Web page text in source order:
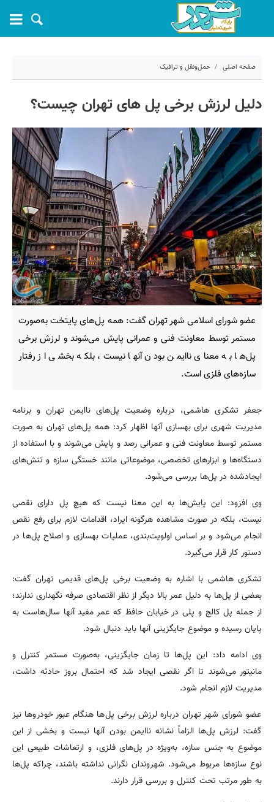
صفحه اصلی حمل‌ونقل و ترافیک
83113
دلیل لرزش برخی پل های تهران چیست؟
عضو شورای اسلامی شهر تهران گفت: همه پل‌های پایتخت به‌صورت
مستمر توسط معاونت فنی و عمرانی پایش می‌شوند و لرزش برخی
پل‌ها به معنای ناایمن بودن آنها نیست، بلکه بخشی از رفتار
سازه‌های فلزی است.
جعفر تشکری هاشمی، درباره وضعیت پل‌های ناایمن تهران و برنامه
مدیریت شهری برای بهسازی آنها اظهار کرد: همه پل‌های تهران به صورت
مستمر توسط معاونت فنی و عمرانی رصد و پایش می‌شوند و با استفاده از
دستگاه‌ها و ابزارهای تخصصی، موضوعاتی مانند خستگی سازه و تنش‌های
ایجادشده در پل‌ها بررسی می‌شود.
وی افزود: این پایش‌ها به این معنا نیست که هیچ پل دارای نقصی
نیست، بلکه در صورت مشاهده هرگونه ایراد، اقدامات لازم برای رفع نقص
انجام می‌شود و بر اساس اولویت‌بندی، عملیات بهسازی و اصلاح پل‌ها در
دستور کار قرار می‌گیرد.
تشکری هاشمی با اشاره به وضعیت برخی پل‌های قدیمی تهران گفت:
بعضی از پل‌ها به دلیل عمر بالا دیگر از نظر اقتصادی صرفه نگهداری ندارند؛
از جمله پل کالج و پلی در خیابان حافظ که عمر مفید آنها سال‌هاست به
پایان رسیده و موضوع جایگزینی آنها باید دنبال شود.
وی ادامه داد: این پل‌ها تا زمان جایگزینی، به‌صورت مستمر کنترل و
مانیتور می‌شوند تا اگر نقصی ایجاد شد که احتمال بروز حادثه داشت،
مدیریت لازم انجام شود.
عضو شورای شهر تهران درباره لرزش برخی پل‌ها هنگام عبور خودروها نیز
گفت: لرزش پل‌ها الزاماً نشانه ناایمن بودن آنها نیست و بخشی از این
موضوع به جنس سازه، به‌ویژه در پل‌های فلزی، و ارتعاشات طبیعی این
نوع سازه‌ها مربوط می‌شود. شهروندان نگرانی نداشته باشند، چراکه پل‌ها
به طور مرتب تحت کنترل و بررسی قرار دارند.